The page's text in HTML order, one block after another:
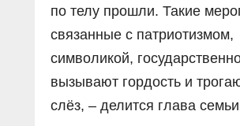
по телу прошли. Такие
связанные с патриотизмом,
символикой,
вызывают гордость и
слёз, – делится глава